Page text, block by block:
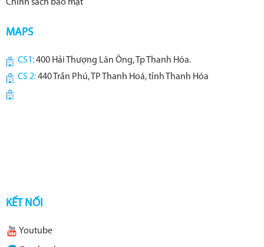
Chính sách bảo mật
MAPS
CS1:400 Hải Thượng Lãn Ông, Tp Thanh Hóa.
CS 2:440 Trần Phú, TP Thanh Hoá, tỉnh Thanh Hóa
KẾT NỐI
Youtube